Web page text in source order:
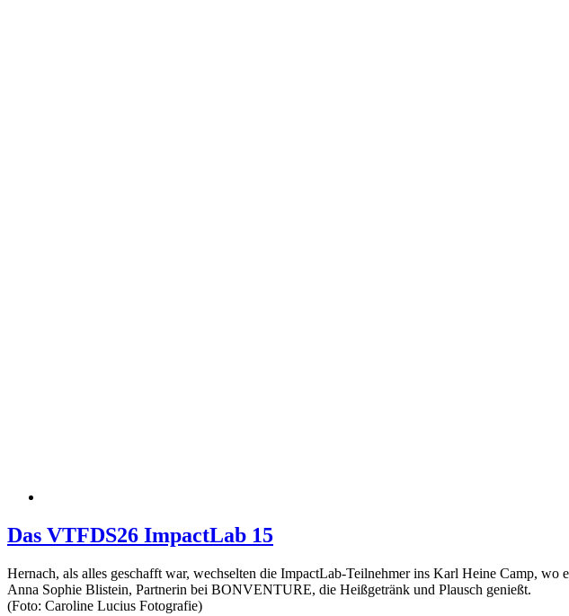
Das VTFDS26 ImpactLab 15
Hernach, als alles geschafft war, wechselten die ImpactLab-Teilnehmer ins Karl Heine Camp,
Anna Sophie Blistein, Partnerin bei BONVENTURE, die Heißgetränk und Plausch genießt.
(Foto: Caroline Lucius Fotografie)